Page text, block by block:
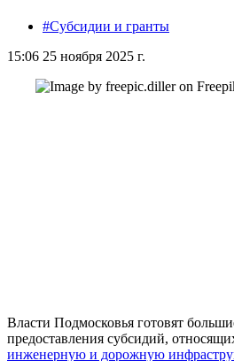
#Субсидии и гранты
15:06 25 ноября 2025 г.
Власти Подмосковья готовят
предоставления субсидий,
инженерную и дорожную